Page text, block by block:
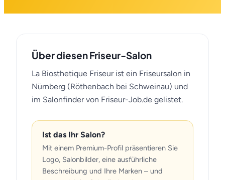
Über diesen Friseur-Salon
La Biosthetique Friseur ist ein Friseursalon in
Nürnberg (Röthenbach bei Schweinau) und
im Salonfinder von Friseur-Job.de gelistet.
Ist das Ihr Salon?
Mit einem Premium-Profil präsentieren Sie
Logo, Salonbilder, eine ausführliche
Beschreibung und Ihre Marken – und